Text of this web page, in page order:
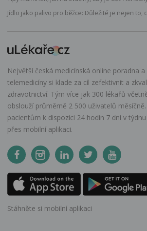
Jídlo jako palivo pro běžce: Důležité je nejen to,
Největší česká medicínská online poradna
telemedicíny si klade za cíl zefektivnit a
zdravotnictví. Tým více jak 300 lékařů
obslouží průměrně 2 500 uživatelů
pacientům k dispozici 24 hodin 7 dní v
přes mobilní aplikaci.
Stáhněte si mobilní aplikaci